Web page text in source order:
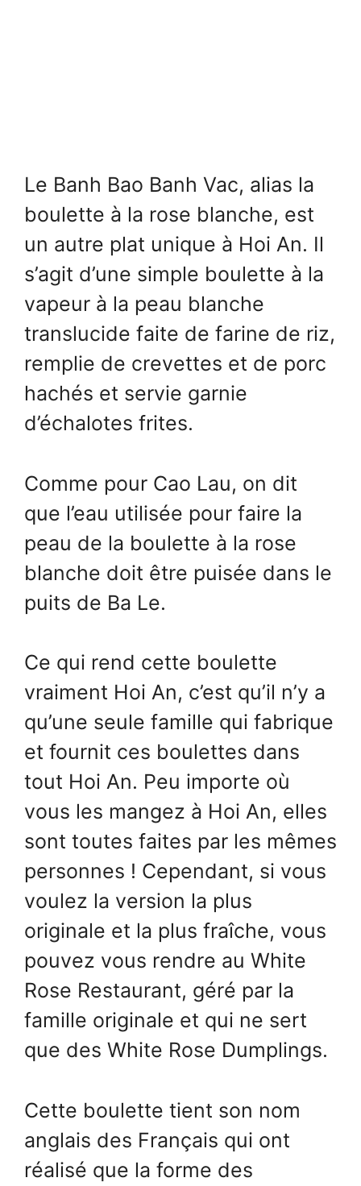
Le Banh Bao Banh Vac, alias la
boulette à la rose blanche, est
un autre plat unique à Hoi An. Il
s’agit d’une simple boulette à la
vapeur à la peau blanche
translucide faite de farine de riz,
remplie de crevettes et de porc
hachés et servie garnie
d’échalotes frites.
Comme pour Cao Lau, on dit
que l’eau utilisée pour faire la
peau de la boulette à la rose
blanche doit être puisée dans le
puits de Ba Le.
Ce qui rend cette boulette
vraiment Hoi An, c’est qu’il n’y a
qu’une seule famille qui fabrique
et fournit ces boulettes dans
tout Hoi An. Peu importe où
vous les mangez à Hoi An, elles
sont toutes faites par les mêmes
personnes ! Cependant, si vous
voulez la version la plus
originale et la plus fraîche, vous
pouvez vous rendre au White
Rose Restaurant, géré par la
famille originale et qui ne sert
que des White Rose Dumplings.
Cette boulette tient son nom
anglais des Français qui ont
réalisé que la forme des